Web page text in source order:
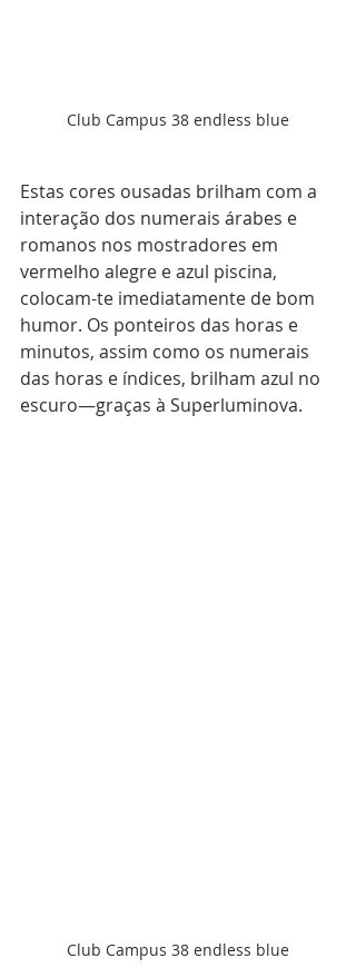
Club Campus 38 endless blue
Estas cores ousadas brilham com a
interação dos numerais árabes e
romanos nos mostradores em
vermelho alegre e azul piscina,
colocam-te imediatamente de bom
humor. Os ponteiros das horas e
minutos, assim como os numerais
das horas e índices, brilham azul no
escuro—graças à Superluminova.
Club Campus 38 endless blue